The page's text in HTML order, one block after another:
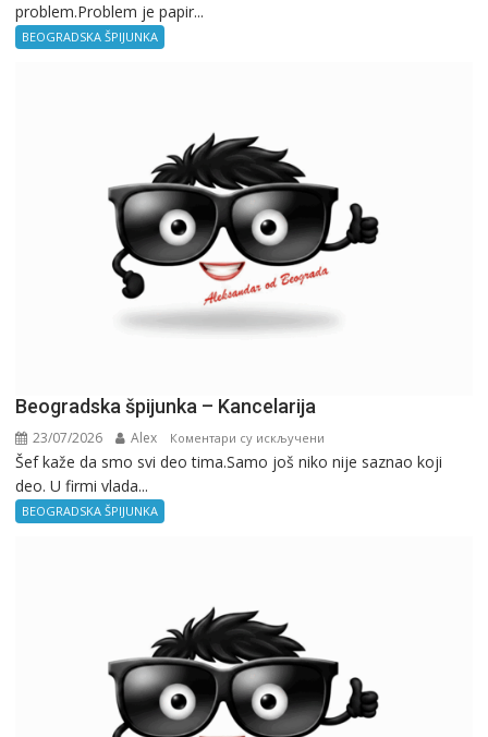
problem.Problem je papir...
BEOGRADSKA ŠPIJUNKA
Beogradska špijunka – Kancelarija
23/07/2026 Alex Коментари су искључени
Beogradska
Šef kaže da smo svi deo tima.Samo još niko nije saznao koji
deo. U firmi vlada...
BEOGRADSKA ŠPIJUNKA